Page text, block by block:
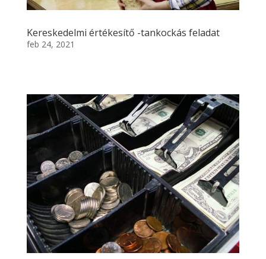
Kereskedelmi értékesítő -tankockás feladat
feb 24, 2021